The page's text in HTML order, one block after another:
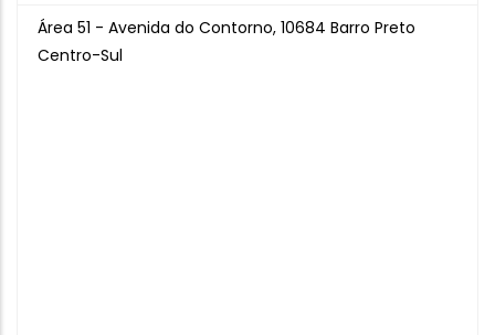
Área 51 - Avenida do Contorno, 10684 Barro Preto
Centro-Sul